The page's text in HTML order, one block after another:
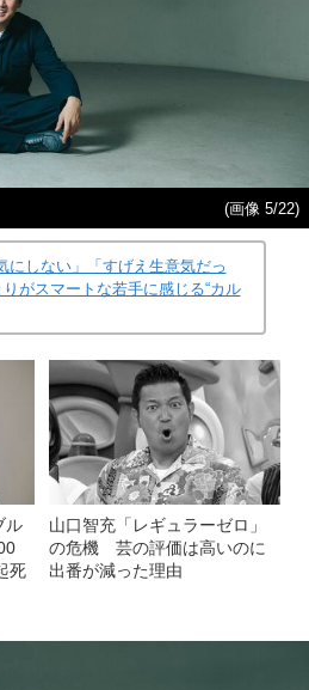
(画像 5/22)
にしない」「すげえ生意気だっ
がスマートな若手に感じる“カル
ル
死
山口智充「レギュラーゼロ」
の危機 芸の評価は高いのに
出番が減った理由